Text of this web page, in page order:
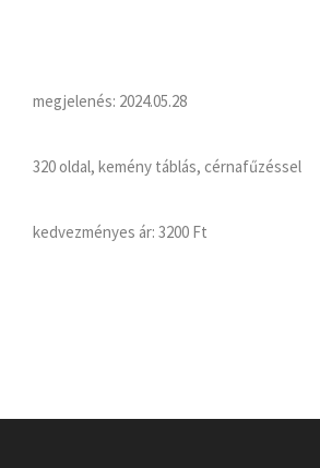
megjelenés: 2024.05.28
320 oldal, kemény táblás, cérnafűzéssel
kedvezményes ár: 3200 Ft